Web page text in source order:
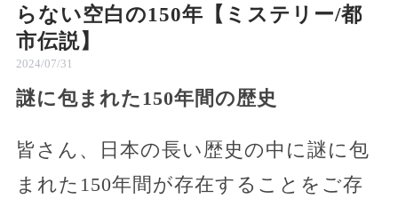
らない空白の150年【ミステリー/都
市伝説】
2024/07/31
謎に包まれた150年間の歴史
皆さん、日本の長い歴史の中に謎に包
まれた150年間が存在することをご存